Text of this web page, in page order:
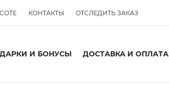
КОНТАКТЫ ОТСЛЕДИТЬ ЗАКАЗ
И БОНУСЫ ДОСТАВКА И ОПЛАТА